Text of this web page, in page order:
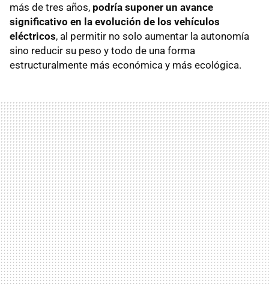
más de tres años, podría suponer un avance
significativo en la evolución de los vehículos
eléctricos, al permitir no solo aumentar la autonomía
sino reducir su peso y todo de una forma
estructuralmente más económica y más ecológica.